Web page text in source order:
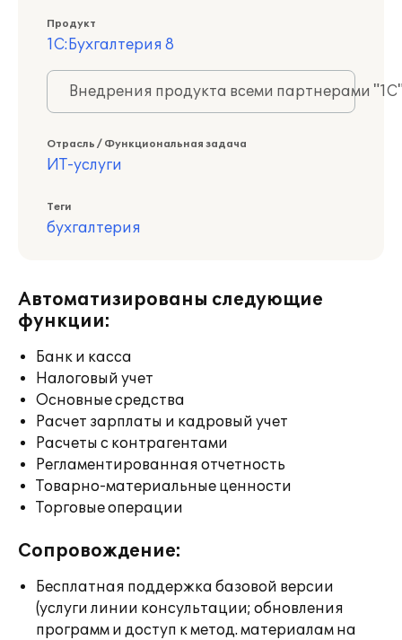
Продукт
1С:Бухгалтерия 8
Внедрения продукта всеми партнерами
Отрасль / Функциональная задача
ИТ-услуги
Теги
бухгалтерия
Автоматизированы следующие
функции:
Банк и касса
Налоговый учет
Основные средства
Расчет зарплаты и кадровый учет
Расчеты с контрагентами
Регламентированная отчетность
Товарно-материальные ценности
Торговые операции
Сопровождение:
Бесплатная поддержка базовой версии
(услуги линии консультации; обновления
программ и доступ к метод. материалам на